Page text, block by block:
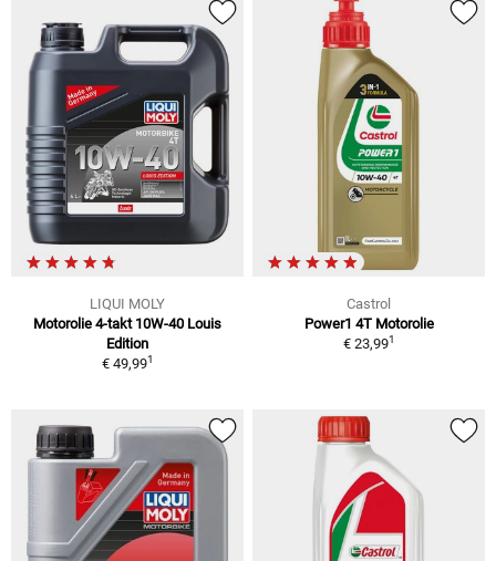
LIQUI MOLY
Motorolie 4-takt 10W-40 Louis
Edition
€ 49,991
Castrol
Power1 4T Motorolie
€ 23,991